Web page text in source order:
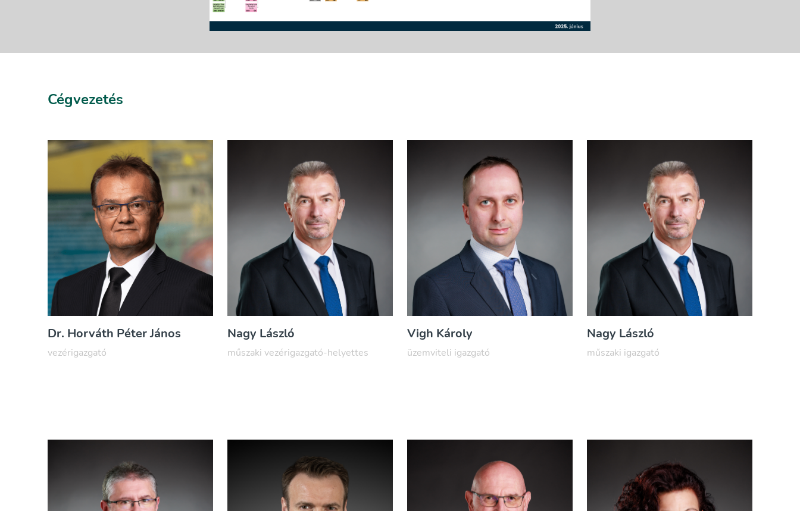
Cégvezetés
Dr. Horváth Péter János
vezérigazgató
Nagy László
műszaki vezérigazgató-helyettes
Vigh Károly
üze​mviteli igazgató
​Nagy László
műszaki igazgató